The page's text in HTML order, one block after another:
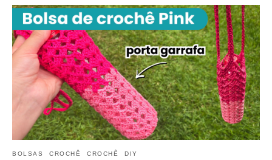
BOLSAS CROCHÊ CROCHÊ DIY